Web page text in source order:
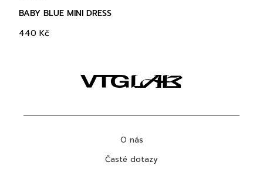
BABY BLUE MINI DRESS
440 Kč
O nás
Časté dotazy